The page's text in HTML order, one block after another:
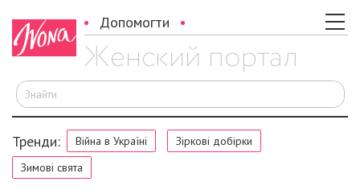
Допомогти
Тренди: Війна в Україні
Зіркові добірки
Зимові свята